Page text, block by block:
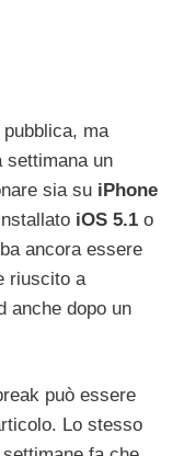
ma
settimana un
sia su iPhone
iOS 5.1 o
ancora essere
riuscito a
anche dopo un
può essere
Lo stesso